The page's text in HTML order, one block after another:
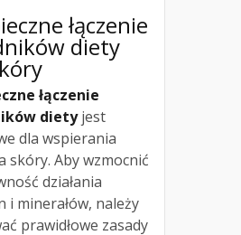
łączenie
diety
łączenie
dietyjest
dla wspierania
skóry. Aby wzmocnić
działania
i minerałów, należy
prawidłowe zasady